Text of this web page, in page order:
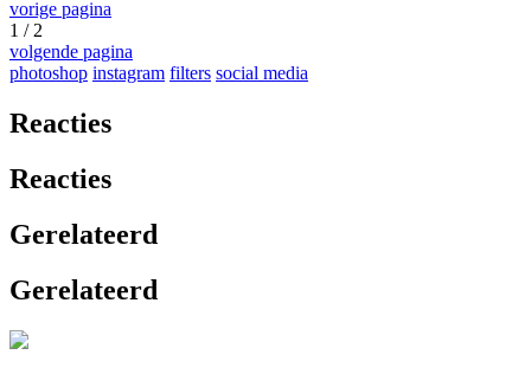
vorige pagina
1 / 2
volgende pagina
photoshop instagram filters social media
Reacties
Reacties
Gerelateerd
Gerelateerd